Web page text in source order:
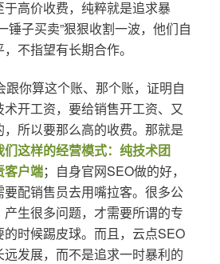
高价收费，纯粹就是追求暴
锤子买卖”狠狠收割一波，他们自
不指望有长期合作。
跟你算这个账、那个账，证明自
开工资，要给销售开工资、又
所以要那么高的收费。那就是
这样的经营模式：纯技术团
客户端；自身官网SEO做的好，
配销售员去用嘴拉客。很多公
生很多问题，才需要所谓的专
时候踢皮球。而且，云点SEO
发展，而不是追求一时暴利的